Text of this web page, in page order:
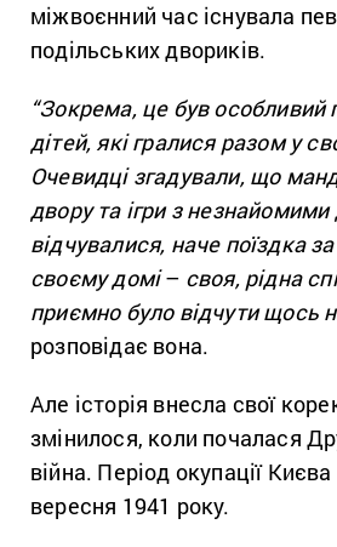
міжвоєнний час існувала
подільських двориків.
“Зокрема, це був особливий
дітей, які гралися разом у
Очевидці згадували, що
двору та ігри з незнайомими
відчувалися, наче поїздка
своєму домі– своя, рідна
приємно було відчути щось
розповідає вона.
Але історія внесла свої
змінилося, коли почалася
війна. Період окупації
вересня 1941 року.